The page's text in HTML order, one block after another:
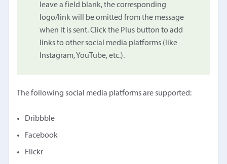
leave a field blank, the corresponding
logo/link will be omitted from the message
when it is sent. Click the Plus button to add
links to other social media platforms (like
Instagram, YouTube, etc.).
The following social media platforms are supported:
Dribbble
Facebook
Flickr